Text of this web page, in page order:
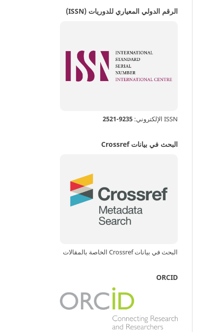
الرقم الدولي المعياري للدوريات (ISSN)
ISSN الإلكتروني: 9235-2521
البحث في بيانات Crossref
البحث في بيانات Crossref الخاصة بالمقالات
ORCID